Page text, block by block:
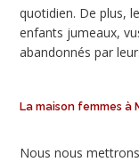
quotidien. De plus,
enfants jumeaux,
abandonnés par
La maison femmes à
Nous nous